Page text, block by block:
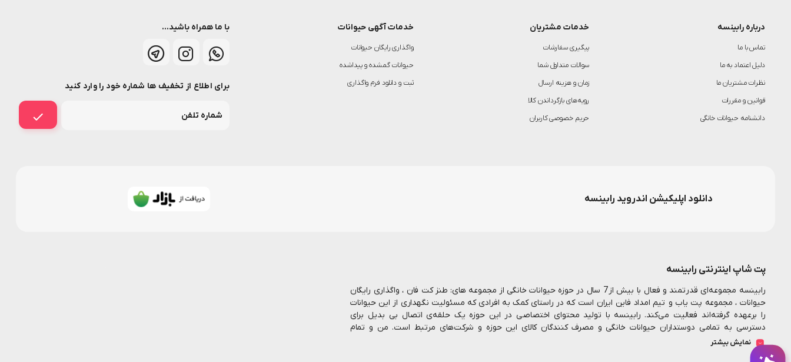
درباره رابینسه
تماس با ما
دلیل اعتماد به ما
نظرات مشتریان ما
قوانین و مقررات
دانشنامه حیوانات خانگی
خدمات مشتریان
پیگیری سفارشات
سوالات متداول شما
زمان و هزینه ارسال
رویه‌های بازگرداندن کالا
حریم خصوصی کاربران
خدمات آگهی حیوانات
واگذاری رایگان حیوانات
حیوانات گمشده و پیداشده
ثبت و دانلود فرم واگذاری
با ما همراه باشید...
برای اطلاع از تخفیف ها شماره خود را وارد کنید
دانلود اپلیکیشن اندروید رابینسه
پت شاپ اینترنتی رابینسه
رابینسه مجموعه‌ای قدرتمند و فعال با بیش از 7 سال در حوزه حیوانات خانگی از مجموعه های: طنز کت فان ، واگذاری رایگان
حیوانات ، مجموعه پت یاب و تیم امداد فاین ایران است که در راستای کمک به افرادی که مسئولیت نگهداری از این حیوانات
را برعهده گرفته‌اند فعالیت می‌کند. رابینسه با تولید محتوای اختصاصی در این حوزه یک حلقه‌ی اتصال بی بدیل برای
دسترسی به تمامی دوستداران حیوانات خانگی و مصرف کنندگان کالای این حوزه و شرکت‌های مرتبط است. من و تمام
همکارانم در این مجموعه تلاش میکنیم تا بستری مناسب جهت خرید اینترنتی انواع غذا و ملزومات نگهداری از حیوانات را
فراهم سازیم
نمایش بیشتر